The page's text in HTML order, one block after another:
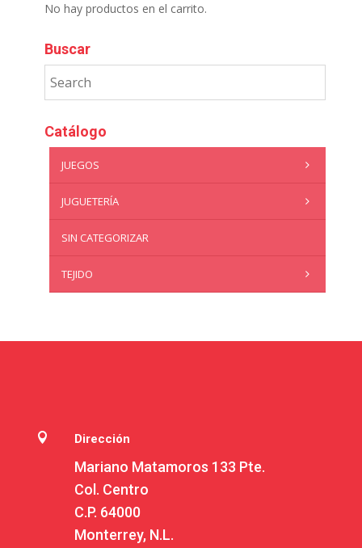
No hay productos en el carrito.
Buscar
Catálogo
JUEGOS
JUGUETERÍA
SIN CATEGORIZAR
TEJIDO
 Dirección
Mariano Matamoros 133 Pte.
Col. Centro
C.P. 64000
Monterrey, N.L.